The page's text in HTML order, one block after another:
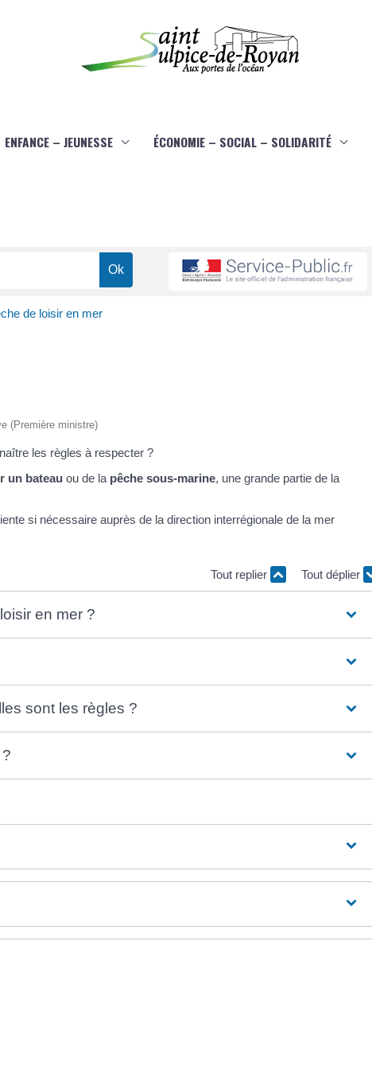
ENFANCE – JEUNESSE ÉCONOMIE – SOCIAL – SOLIDARITÉ
de loisir en mer
(Première ministre)
les règles à respecter ?
un bateau ou de la pêche sous-marine, une grande partie de la
si nécessaire auprès de la direction interrégionale de la mer
Tout replier Tout déplier
en mer ?
sont les règles ?